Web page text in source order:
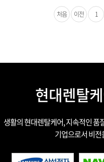
처음 이전 1
현대렌탈
생활의 현대렌탈케어, 지속적인 품
기업으로서 비